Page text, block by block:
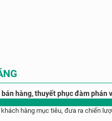
bán hàng, thuyết phục đàm phán
hàng mục tiêu, đưa ra chiến